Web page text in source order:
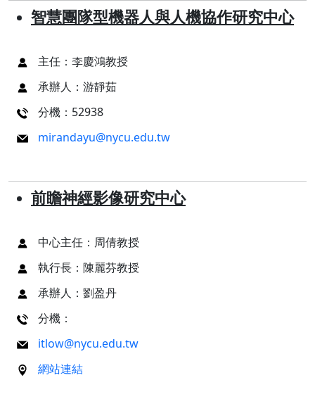
智慧團隊型機器人與人機協作研究中心
主任：李慶鴻教授
承辦人：游靜茹
分機：52938
mirandayu@nycu.edu.tw
前瞻神經影像研究中心
中心主任：周倩教授
執行長：陳麗芬教授
承辦人：劉盈丹
分機：
itlow@nycu.edu.tw
網站連結